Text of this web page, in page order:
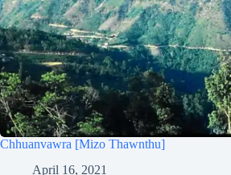
Chhuanvawra [Mizo Thawnthu]
April 16, 2021